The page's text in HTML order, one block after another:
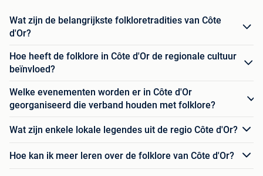
Wat zijn de belangrijkste folkloretradities van Côte
d'Or?
Hoe heeft de folklore in Côte d'Or de regionale cultuur
beïnvloed?
Welke evenementen worden er in Côte d'Or
georganiseerd die verband houden met folklore?
Wat zijn enkele lokale legendes uit de regio Côte d'Or?
Hoe kan ik meer leren over de folklore van Côte d'Or?